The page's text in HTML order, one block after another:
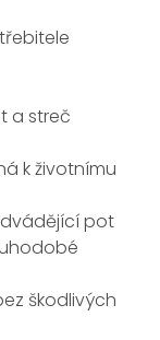
a streč
k životnímu
pot
škodlivých